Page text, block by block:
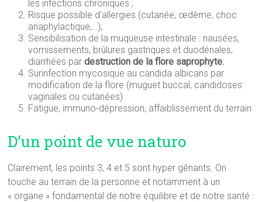
les infections chroniques ;
Risque possible d’allergies (cutanée, œdème, choc
anaphylactique,…);
Sensibilisation de la muqueuse intestinale : nausées,
vomissements, brûlures gastriques et duodénales,
diarrhées pardestruction de la flore saprophyte;
Surinfection mycosique au candida albicans par
modification de la flore (muguet buccal, candidoses
vaginales ou cutanées)
Fatigue, immuno-dépression, affaiblissement du terrain
D’un point de vue naturo
Clairement, les points 3, 4 et 5 sont hyper gênants. On
touche au terrain de la personne et notamment à un
« organe » fondamental de notre équilibre et de notre santé :